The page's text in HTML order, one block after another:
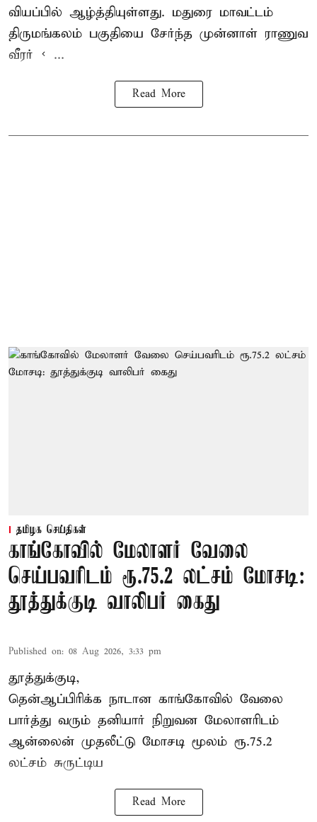
வியப்பில் ஆழ்த்தியுள்ளது. மதுரை மாவட்டம்
திருமங்கலம் பகுதியை சேர்ந்த முன்னாள் ராணுவ
வீரர் < ...
Read More
தமிழக செய்திகள்
காங்கோவில் மேலாளர் வேலை
செய்பவரிடம் ரூ.75.2 லட்சம் மோசடி:
தூத்துக்குடி வாலிபர் கைது
Published on: 08 Aug 2026, 3:33 pm
தூத்துக்குடி,
தென்ஆப்பிரிக்க நாடான காங்கோவில் வேலை
பார்த்து வரும் தனியார் நிறுவன மேலாளரிடம்
ஆன்லைன் முதலீட்டு மோசடி மூலம் ரூ.75.2
லட்சம் சுருட்டிய
Read More